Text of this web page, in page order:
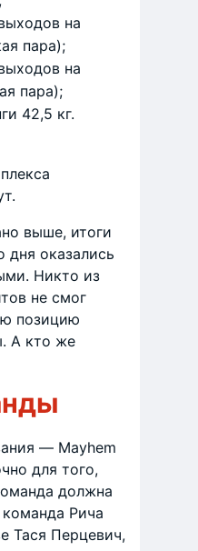
на
пара);
на
пара);
42,5 кг.
выше, итоги
дня оказались
Никто из
не смог
позицию
А кто же
— Mayhem
для того,
должна
Рича
Тася Перцевич,